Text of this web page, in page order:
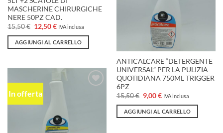
MASCHERINE CHIRURGICHE
NERE 50PZ CAD.
15,50€ Il
prezzo
originale
era:
12,50€Il
attuale
è:
IVA inclusa
AGGIUNGI AL CARRELLO
ANTICALCARE “DETERGENTE
UNIVERSAL” PER LA PULIZIA
QUOTIDIANA 750ML TRIGGER
6PZ
15,50€ Il
prezzo
originale
era:
9,00€Il
attuale
è:
IVA inclusa
AGGIUNGI AL CARRELLO
In offerta